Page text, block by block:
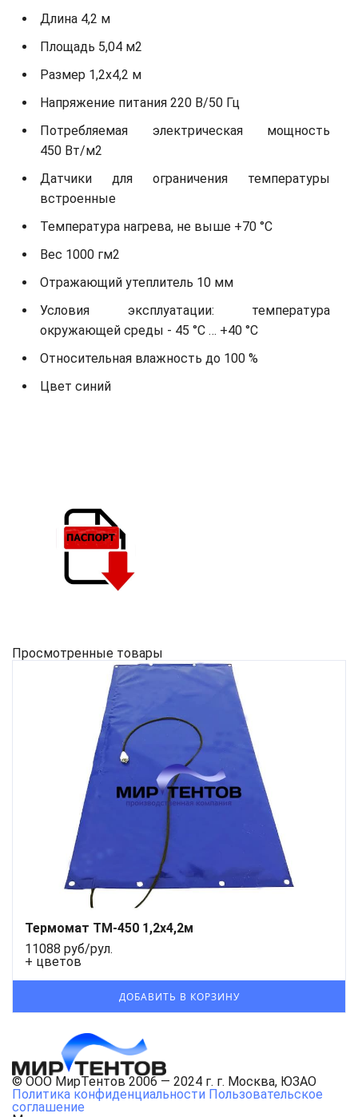
Длина 4,2 м
Площадь 5,04 м2
Размер 1,2х4,2 м
Напряжение питания 220 В/50 Гц
Потребляемая электрическая мощность
450 Вт/м2
Датчики для ограничения температуры
встроенные
Температура нагрева, не выше +70 °С
Вес 1000 гм2
Отражающий утеплитель 10 мм
Условия эксплуатации: температура
окружающей среды - 45 °С … +40 °С
Относительная влажность до 100 %
Цвет синий
Просмотренные товары
Термомат ТМ-450 1,2x4,2м
11088 руб/рул.
+ цветов
© ООО МирТентов 2006 — 2024 г. г. Москва, ЮЗАО
Политика конфиденциальности Пользовательское
соглашение